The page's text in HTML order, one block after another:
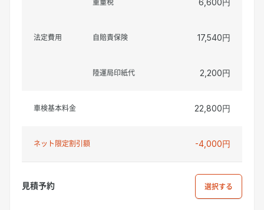
法定費用
6,600円
自賠責保険 17,540円
陸運局印紙代 2,200円
車検基本料金 22,800円
ネット限定割引額 -4,000円
見積予約 選択